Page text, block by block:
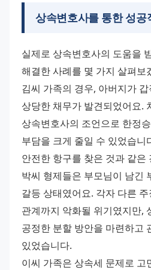
상속변호사를 통한 성공
실제로 상속변호사의 도움을
해결한 사례를 몇 가지 살펴보
김씨 가족의 경우, 아버지가
상당한 채무가 발견되었어요.
상속변호사의 조언으로 한정
부담을 크게 줄일 수 있었습니
안전한 항구를 찾은 것과 같은
박씨 형제들은 부모님이 남긴
갈등 상태였어요. 각자 다른
관계까지 악화될 위기였지만,
공정한 분할 방안을 마련하고
있었습니다.
이씨 가족은 상속세 문제로 고